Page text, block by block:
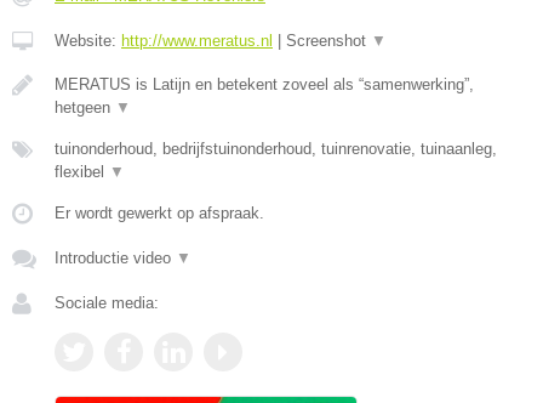
Website: http://www.meratus.nl Screenshot ▼
MERATUS is Latijn en betekent zoveel als “samenwerking”,
hetgeen ▼
tuinonderhoud, bedrijfstuinonderhoud, tuinrenovatie, tuinaanleg,
flexibel
▼
Er wordt gewerkt op afspraak.
Introductie video ▼
Sociale media: